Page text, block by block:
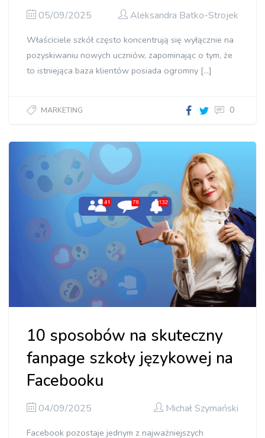
05/09/2025 Aleksandra Batko-Strojek
Właściciele szkół często koncentrują się wyłącznie na
pozyskiwaniu nowych uczniów, zapominając o tym, że
to istniejąca baza klientów posiada ogromny […]
MARKETING 0
10 sposobów na skuteczny
fanpage szkoły językowej na
Facebooku
04/09/2025 Michał Szymański
Facebook pozostaje jednym z najważniejszych